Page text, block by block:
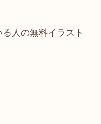
人の無料イラスト